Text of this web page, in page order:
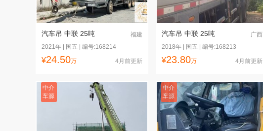
汽车吊 中联 25吨
福建
2021年 | 国五 | 编号:168214
¥24.50万 4月前更新
汽车吊 中联 25吨
广西
2018年 | 国五 | 编号:168213
¥23.80万 4月前更新
中介
车源
中介
车源